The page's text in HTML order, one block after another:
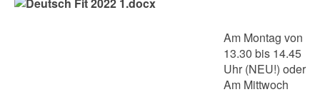
Am Montag von
13.30 bis 14.45
Uhr (NEU!) oder
Am Mittwoch